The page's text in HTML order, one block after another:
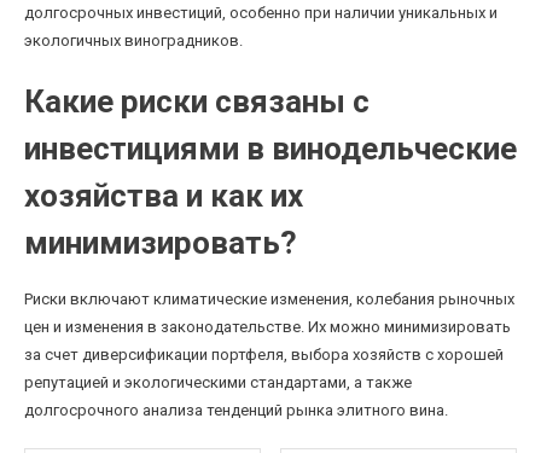
долгосрочных инвестиций, особенно при наличии уникальных и
экологичных виноградников.
Какие риски связаны с
инвестициями в винодельческие
хозяйства и как их
минимизировать?
Риски включают климатические изменения, колебания рыночных
цен и изменения в законодательстве. Их можно минимизировать
за счет диверсификации портфеля, выбора хозяйств с хорошей
репутацией и экологическими стандартами, а также
долгосрочного анализа тенденций рынка элитного вина.